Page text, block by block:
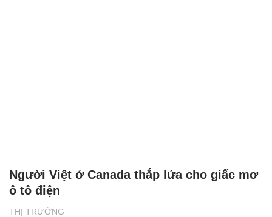
THỊ TRƯỜNG
Người Việt ở Canada thắp lửa cho giấc mơ
ô tô điện